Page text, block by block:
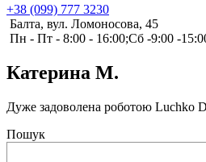
+38 (099) 777 3230
Балта, вул. Ломоносова, 45
Пн - Пт - 8:00 - 16:00;Сб -9:00 -
Катерина М.
Дуже задоволена роботою Luchko
Пошук